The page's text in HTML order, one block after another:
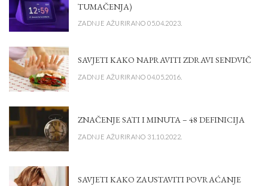
TUMAČENJA)
ZADNJE AŽURIRANO 05.04.2023.
SAVJETI KAKO NAPRAVITI ZDRAVI SENDVIČ
ZADNJE AŽURIRANO 04.05.2016.
ZNAČENJE SATI I MINUTA – 48 DEFINICIJA
ZADNJE AŽURIRANO 31.10.2022.
SAVJETI KAKO ZAUSTAVITI POVRAĆANJE